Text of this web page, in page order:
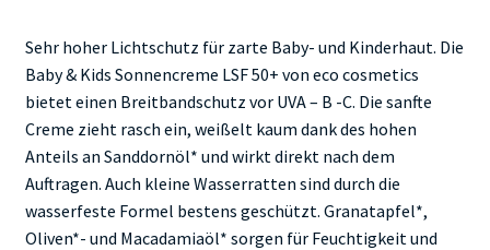
Sehr hoher Lichtschutz für zarte Baby- und Kinderhaut. Die
Baby & Kids Sonnencreme LSF 50+ von eco cosmetics
bietet einen Breitbandschutz vor UVA – B -C. Die sanfte
Creme zieht rasch ein, weißelt kaum dank des hohen
Anteils an Sanddornöl* und wirkt direkt nach dem
Auftragen. Auch kleine Wasserratten sind durch die
wasserfeste Formel bestens geschützt. Granatapfel*,
Oliven*- und Macadamiaöl* sorgen für Feuchtigkeit und